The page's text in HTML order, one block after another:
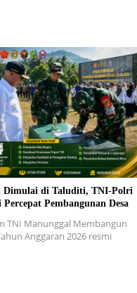
Dimulai di Taluditi, TNI-Polri
Pembangunan Desa
TNI Manunggal Membangun
Anggaran 2026 resmi